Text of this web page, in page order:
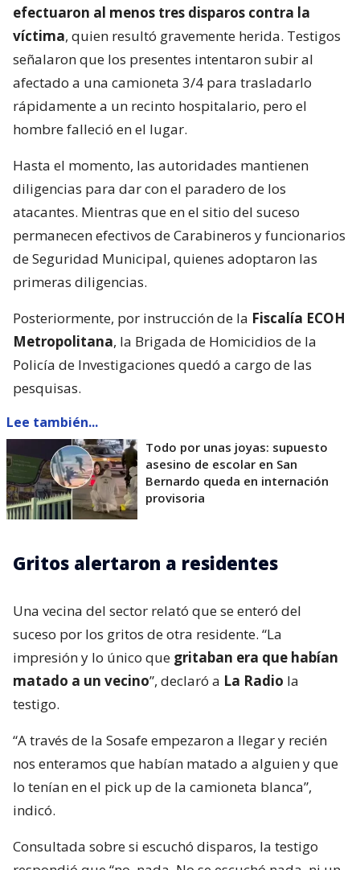
efectuaron al menos tres disparos contra la
víctima, quien resultó gravemente herida. Testigos
señalaron que los presentes intentaron subir al
afectado a una camioneta 3/4 para trasladarlo
rápidamente a un recinto hospitalario, pero el
hombre falleció en el lugar.
Hasta el momento, las autoridades mantienen
diligencias para dar con el paradero de los
atacantes. Mientras que en el sitio del suceso
permanecen efectivos de Carabineros y funcionarios
de Seguridad Municipal, quienes adoptaron las
primeras diligencias.
Posteriormente, por instrucción de la Fiscalía ECOH
Metropolitana, la Brigada de Homicidios de la
Policía de Investigaciones quedó a cargo de las
pesquisas.
Lee también...
Todo por unas joyas: supuesto
asesino de escolar en San
Bernardo queda en internación
provisoria
Gritos alertaron a residentes
Una vecina del sector relató que se enteró del
suceso por los gritos de otra residente. “La
impresión y lo único que gritaban era que habían
matado a un vecino”, declaró a La Radio la
testigo.
“A través de la Sosafe empezaron a llegar y recién
nos enteramos que habían matado a alguien y que
lo tenían en el pick up de la camioneta blanca”,
indicó.
Consultada sobre si escuchó disparos, la testigo